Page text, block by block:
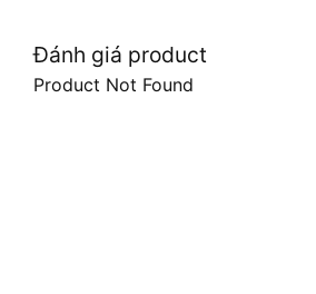
Đánh giá product
Product Not Found